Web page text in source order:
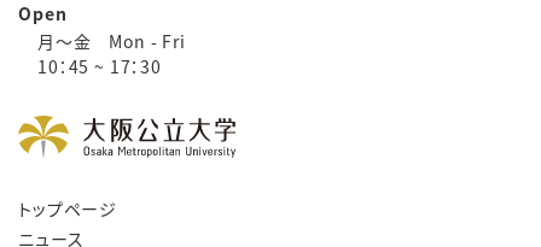
Open
月～金 Mon - Fri
10：45 ~ 17：30
トップページ
ニュース